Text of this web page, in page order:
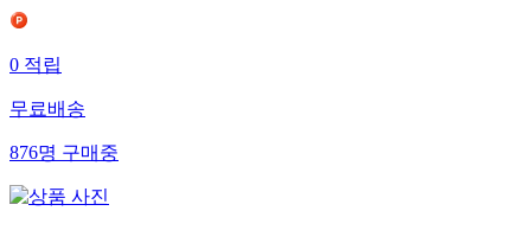
0적립
무료배송
876명구매중